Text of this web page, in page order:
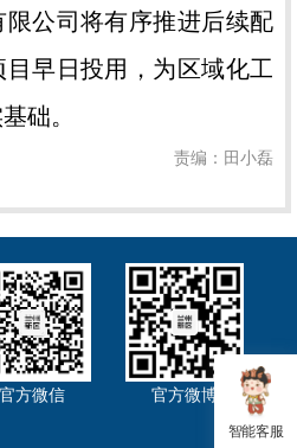
公司将有序推进后续配
早日投用，为区域化工
础。
责编：田小磊
智能客服
官方微信 官方微博